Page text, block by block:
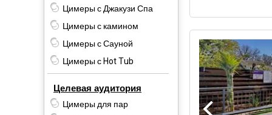
Цимеры с Джакузи Спа
Цимеры с камином
Цимеры с Сауной
Цимеры с Hot Tub
Целевая аудитория
Цимеры для пар